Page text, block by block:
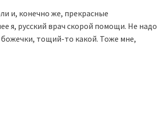
и, конечно же, прекрасные
я, русский врач скорой помощи. Не надо
тощий-то какой. Тоже мне,